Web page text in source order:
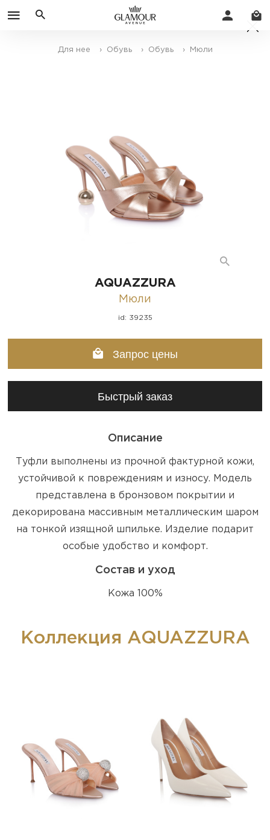
Для нее › Обувь › Обувь › Мюли
AQUAZZURA
Мюли
id: 39235
Запрос цены
Быстрый заказ
Описание
Туфли выполнены из прочной фактурной кожи,
устойчивой к повреждениям и износу. Модель
представлена в бронзовом покрытии и
декорирована массивным металлическим шаром
на тонкой изящной шпильке. Изделие подарит
особые удобство и комфорт.
Состав и уход
Кожа 100%
Коллекция AQUAZZURA